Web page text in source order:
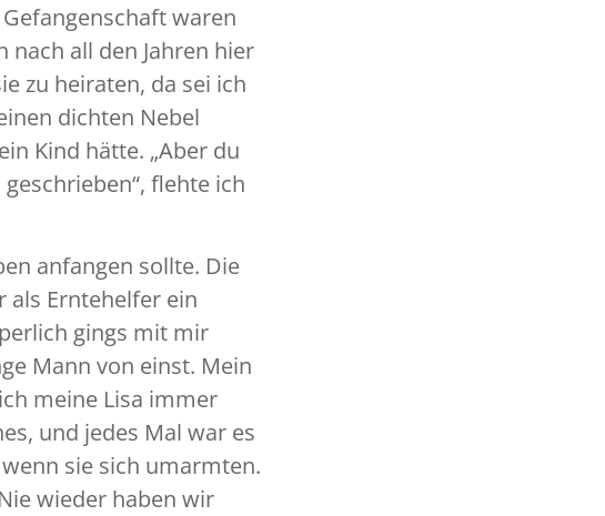
waren
all den Jahren hier
zu heiraten, da sei ich
dichten Nebel
Kind hätte. „Aber du
flehte ich
anfangen sollte. Die
als Erntehelfer ein
gings mit mir
Mann von einst. Mein
meine Lisa immer
und jedes Mal war es
sie sich umarmten.
wieder haben wir